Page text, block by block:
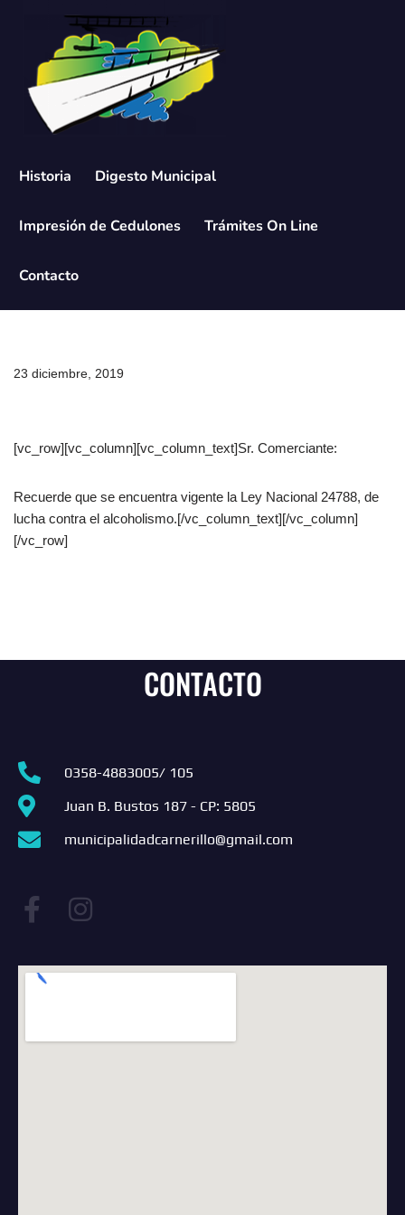
contenido
Historia Digesto Municipal
Impresión de Cedulones Trámites On Line
Contacto
23 diciembre, 2019
[vc_row][vc_column][vc_column_text]Sr. Comerciante:
Recuerde que se encuentra vigente la Ley Nacional 24788, de
lucha contra el alcoholismo.[/vc_column_text][/vc_column]
[/vc_row]
CONTACTO
0358-4883005/ 105
Juan B. Bustos 187 - CP: 5805
municipalidadcarnerillo@gmail.com